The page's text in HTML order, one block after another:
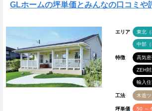
GLホームの坪単価とみんなの口コミや
エリア 東北（
中部（
特徴 高気
ZEH
輸入
工法 木造
坪単価 50 ～